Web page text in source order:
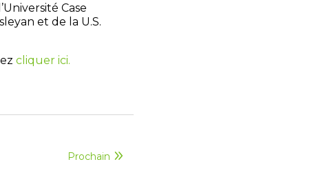
Case
et de la U.S.
cliquer ici.
Prochain